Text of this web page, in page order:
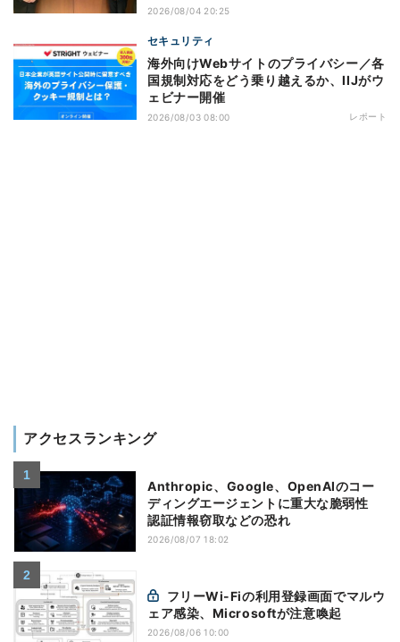
2026/08/04 20:25
セキュリティ
海外向けWebサイトのプライバシー／各
国規制対応をどう乗り越えるか、IIJがウ
ェビナー開催
2026/08/03 08:00 レポート
アクセスランキング
Anthropic、Google、OpenAIのコー
ディングエージェントに重大な脆弱性
認証情報窃取などの恐れ
2026/08/07 18:02
ェア感染、Microsoftが注意喚起
2026/08/06 10:00